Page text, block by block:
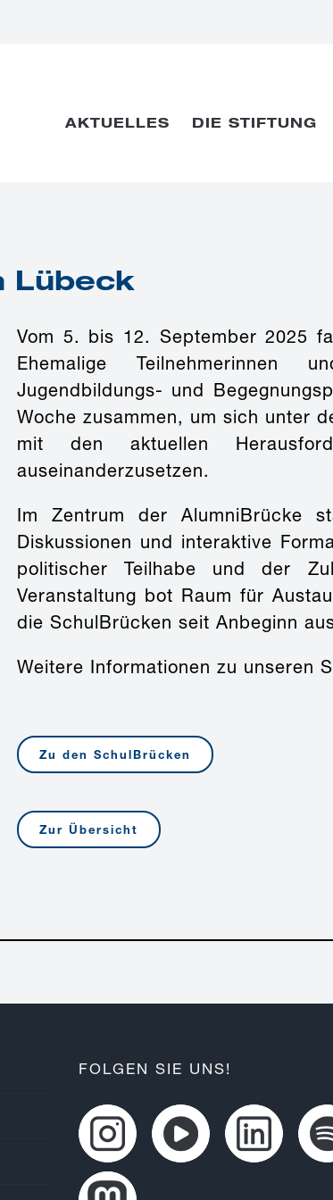
AKTUELLES DIE STIFTUNG
Lübeck
Vom 5. bis 12. September 2025
Ehemalige Teilnehmerinnen
Jugendbildungs- und
Woche zusammen, um sich unter
mit den aktuellen
auseinanderzusetzen.
Im Zentrum der AlumniBrücke
Diskussionen und interaktive
politischer Teilhabe und der
Veranstaltung bot Raum für
die SchulBrücken seit Anbeginn
Weitere Informationen zu unseren
Zu den SchulBrücken
Zur Übersicht
FOLGEN SIE UNS!